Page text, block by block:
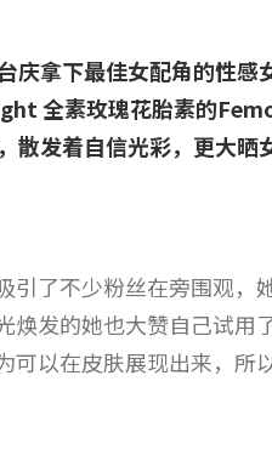
拿下最佳女配角的性感
全素玫瑰花胎素的
散发着自信光彩，更大
了不少粉丝在旁围观，
发的她也大赞自己试用
以在皮肤展现出来，所